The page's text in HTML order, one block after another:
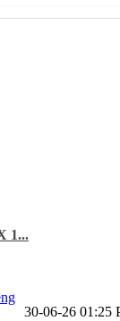
1...
30-06-26 01:25